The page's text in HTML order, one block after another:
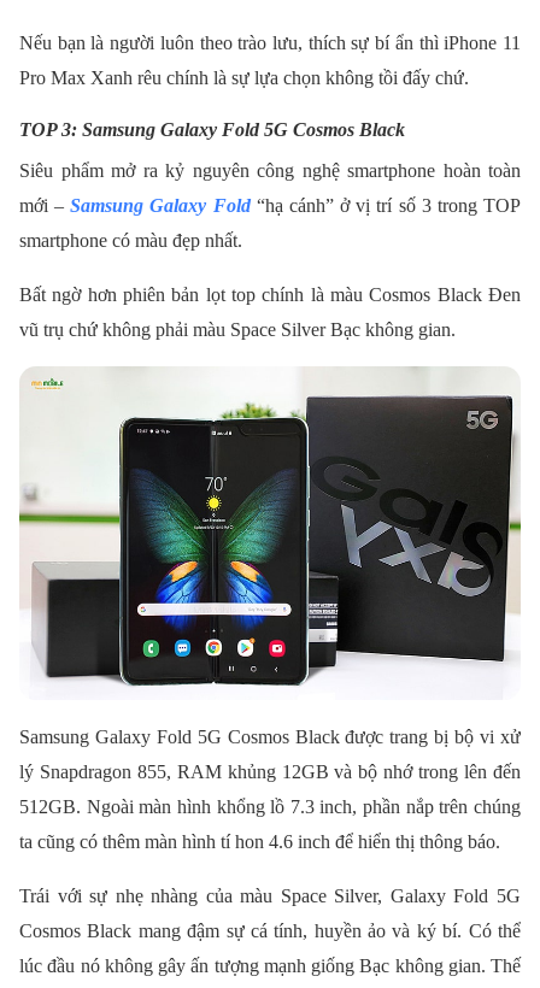
Nếu bạn là người luôn theo trào lưu, thích sự bí ẩn thì iPhone 11
Pro Max Xanh rêu chính là sự lựa chọn không tồi đấy chứ.
TOP 3: Samsung Galaxy Fold 5G Cosmos Black
Siêu phẩm mở ra kỷ nguyên công nghệ smartphone hoàn toàn
mới –Samsung Galaxy Fold“hạ cánh” ở vị trí số 3 trong TOP
smartphone có màu đẹp nhất.
Bất ngờ hơn phiên bản lọt top chính là màu Cosmos Black Đen
vũ trụ chứ không phải màu Space Silver Bạc không gian.
Samsung Galaxy Fold 5G Cosmos Black được trang bị bộ vi xử
lý Snapdragon 855, RAM khủng 12GB và bộ nhớ trong lên đến
512GB. Ngoài màn hình khổng lồ 7.3 inch, phần nắp trên chúng
ta cũng có thêm màn hình tí hon 4.6 inch để hiển thị thông báo.
Trái với sự nhẹ nhàng của màu Space Silver, Galaxy Fold 5G
Cosmos Black mang đậm sự cá tính, huyền ảo và ký bí. Có thể
lúc đầu nó không gây ấn tượng mạnh giống Bạc không gian. Thế